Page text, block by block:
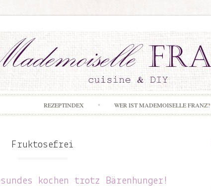
REZEPTINDEX WER IST MADEMOISELLE FRANZ?
Fruktosefrei
kochen trotz Bärenhunger!